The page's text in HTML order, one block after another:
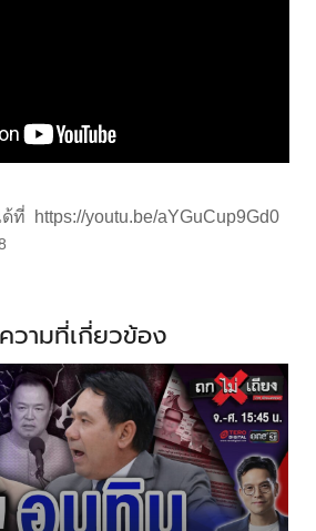
ด้ที่ https://youtu.be/aYGuCup9Gd0
วามที่เกี่ยวข้อง